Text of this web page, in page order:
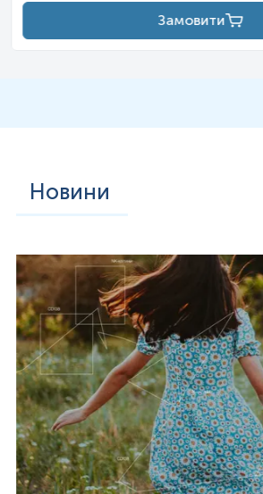
Замовити
Новини